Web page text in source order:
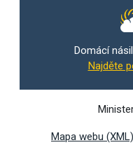
Domácí
Najděte
Mapa webu (XML)